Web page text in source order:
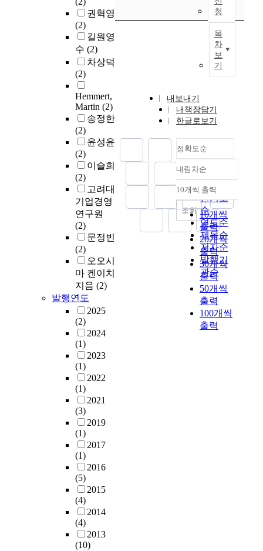
권혁영
(2)
길원영
수 (2)
차상덕
(2)
Hemmert,
Martin (2)
송정한
(2)
윤성윤
(2)
이슬희
(2)
고려대
기업경영
연구원
(2)
문정빈
(2)
오오시
마 켄이치
지음 (2)
발행연도
2025
(2)
2024
(1)
2023
(1)
2022
(1)
2021
(3)
2019
(1)
2017
(1)
2016
(5)
2015
(4)
2014
(4)
2013
(10)
청
목
차
보
기
내보내기
내책장담기
한글로보기
정확도순
정확도
순
인기도
순
연도순
제목순
저자순
발행기
관순
내림차순
내림차순
10개씩 출력
10개씩
출력
20개씩
출력
30개씩
출력
50개씩
출력
100개씩
출력
조회